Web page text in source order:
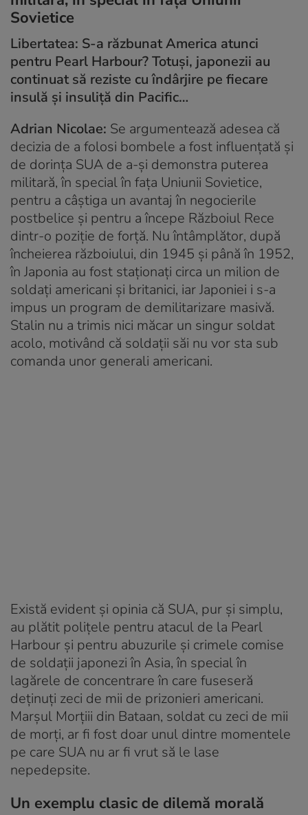
Sovietice
Libertatea: S-a răzbunat America atunci
pentru Pearl Harbour? Totuși, japonezii au
continuat să reziste cu îndârjire pe fiecare
insulă și insuliță din Pacific…
Adrian Nicolae: Se argumentează adesea că
decizia de a folosi bombele a fost influențată și
de dorința SUA de a-și demonstra puterea
militară, în special în fața Uniunii Sovietice,
pentru a câștiga un avantaj în negocierile
postbelice și pentru a începe Războiul Rece
dintr-o poziție de forță. Nu întâmplător, după
încheierea războiului, din 1945 și până în 1952,
în Japonia au fost staționați circa un milion de
soldați americani și britanici, iar Japoniei i s-a
impus un program de demilitarizare masivă.
Stalin nu a trimis nici măcar un singur soldat
acolo, motivând că soldații săi nu vor sta sub
comanda unor generali americani.
Există evident și opinia că SUA, pur și simplu,
au plătit polițele pentru atacul de la Pearl
Harbour și pentru abuzurile și crimele comise
de soldații japonezi în Asia, în special în
lagărele de concentrare în care fuseseră
deținuți zeci de mii de prizonieri americani.
Marșul Morțiii din Bataan, soldat cu zeci de mii
de morți, ar fi fost doar unul dintre momentele
pe care SUA nu ar fi vrut să le lase
nepedepsite.
Un exemplu clasic de dilemă morală